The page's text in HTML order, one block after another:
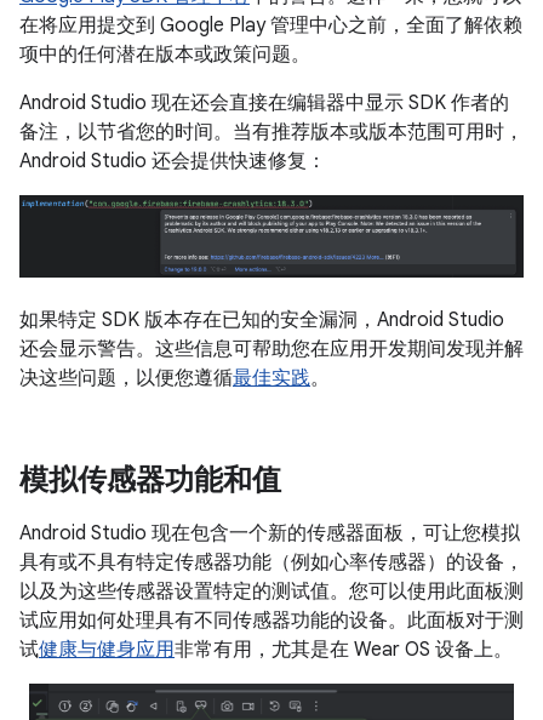
在将应用提交到 Google Play 管理中心之前，全面了解依赖
项中的任何潜在版本或政策问题。
Android Studio 现在还会直接在编辑器中显示 SDK 作者的
备注，以节省您的时间。当有推荐版本或版本范围可用时，
Android Studio 还会提供快速修复：
如果特定 SDK 版本存在已知的安全漏洞，Android Studio
还会显示警告。这些信息可帮助您在应用开发期间发现并解
决这些问题，以便您遵循最佳实践。
模拟传感器功能和值
Android Studio 现在包含一个新的传感器面板，可让您模拟
具有或不具有特定传感器功能（例如心率传感器）的设备，
以及为这些传感器设置特定的测试值。您可以使用此面板测
试应用如何处理具有不同传感器功能的设备。此面板对于测
试健康与健身应用非常有用，尤其是在 Wear OS 设备上。